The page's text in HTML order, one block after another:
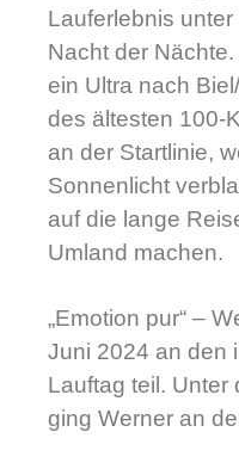
Lauferlebnis
Nacht der
ein Ultra nach
des ältesten 100-
an der Startlinie,
Sonnenlicht
auf die lange
Umland machen.
„Emotion pur“ –
Juni 2024 an den
Lauftag teil. Unter
ging Werner an